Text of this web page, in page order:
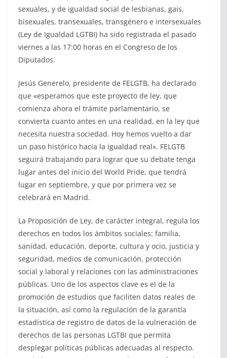
sexuales, y de igualdad social de lesbianas, gais,
bisexuales, transexuales, transgénero e intersexuales
(Ley de Igualdad LGTBI) ha sido registrada el pasado
viernes a las 17:00 horas en el Congreso de los
Diputados.
Jesús Generelo, presidente de FELGTB, ha declarado
que «esperamos que este proyecto de ley, que
comienza ahora el trámite parlamentario, se
convierta cuanto antes en una realidad, en la ley que
necesita nuestra sociedad. Hoy hemos vuelto a dar
un paso histórico hacia la igualdad real». FELGTB
seguirá trabajando para lograr que su debate tenga
lugar antes del inicio del World Pride, que tendrá
lugar en septiembre, y que por primera vez se
celebrará en Madrid.
La Proposición de Ley, de carácter integral, regula los
derechos en todos los ámbitos sociales: familia,
sanidad, educación, deporte, cultura y ocio, justicia y
seguridad, medios de comunicación, protección
social y laboral y relaciones con las administraciones
públicas. Uno de los aspectos clave es el de la
promoción de estudios que faciliten datos reales de
la situación, así como la regulación de la garantía
estadística de registro de datos de la vulneración de
derechos de las personas LGTBI que permita
desplegar políticas públicas adecuadas al respecto.